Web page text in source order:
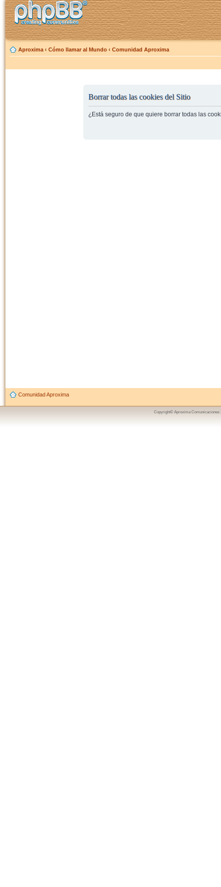
Aproxima ‹ Cómo llamar al Mundo ‹ Comunidad Aproxima
Borrar todas las cookies del Sitio
¿Está seguro de que quiere borrar todas las
Comunidad Aproxima
Copyright© Aproxima Comunicaciones